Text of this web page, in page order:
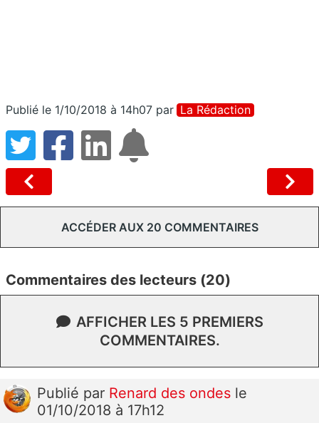
Publié le 1/10/2018 à 14h07 par La Rédaction
ACCÉDER AUX 20 COMMENTAIRES
Commentaires des lecteurs (20)
AFFICHER LES 5 PREMIERS
COMMENTAIRES.
Publié par Renard des ondes le
01/10/2018 à 17h12